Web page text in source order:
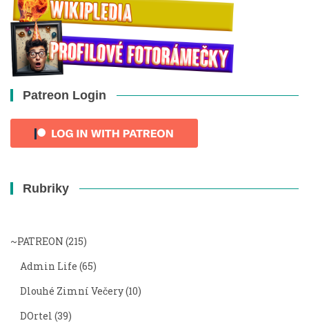
Patreon Login
Rubriky
~PATREON (215)
Admin Life (65)
Dlouhé Zimní Večery(10)
DOrtel (39)